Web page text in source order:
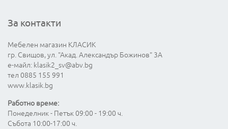
За контакти
Мебелен магазин КЛАСИК
гр. Свищов, ул. "Акад. Александър Божинов" 3А
е-майл: klasik2_sv@abv.bg
тел 0885 155 991
www.klasik.bg
Работно време:
Понеделник - Петък 09:00 - 19:00 ч.
Събота 10:00-17:00 ч.